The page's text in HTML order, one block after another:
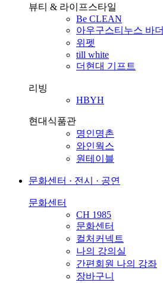
뷰티 & 라이프스타일
Be CLEAN
아우구스티누스 바더
위펫
till white
더현대 기프트
리빙
HBYH
현대식품관
명인명촌
와인웍스
원테이블
문화센터 · 전시 · 공연
문화센터
CH 1985
문화센터
컬처커넥트
나의 강의실
간편회원 나의 강좌
장바구니